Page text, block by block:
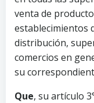
venta de
establecimientos
distribución,
comercios en
su
Que, su artículo